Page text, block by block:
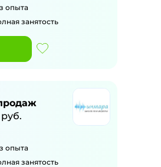
опыта
занятость
руб.
опыта
занятость